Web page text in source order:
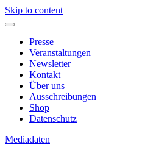
Skip to content
Presse
Veranstaltungen
Newsletter
Kontakt
Über uns
Ausschreibungen
Shop
Datenschutz
Mediadaten